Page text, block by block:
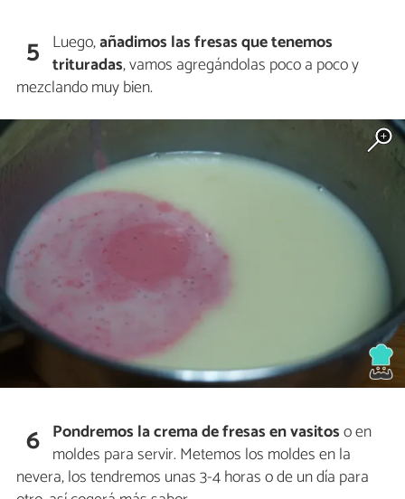
5 Luego,añadimos las fresas que tenemos
trituradas, vamos agregándolas poco a poco y
mezclando muy bien.
6 Pondremos la crema de fresas en vasitoso en
moldes para servir. Metemos los moldes en la
nevera, los tendremos unas 3-4 horas o de un día para